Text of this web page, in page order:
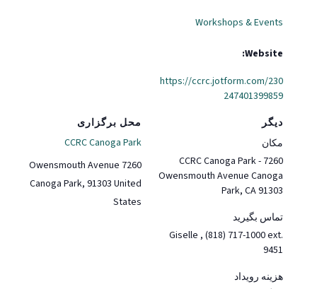
Workshops & Events
Website:
https://ccrc.jotform.com/230
247401399859
محل برگزاری
CCRC Canoga Park
7260 Owensmouth Avenue
Canoga Park, 91303 United
States
دیگر
مکان
CCRC Canoga Park - 7260
Owensmouth Avenue Canoga
Park, CA 91303
تماس بگیرید
Giselle , (818) 717-1000 ext.
9451
هزینه رویداد